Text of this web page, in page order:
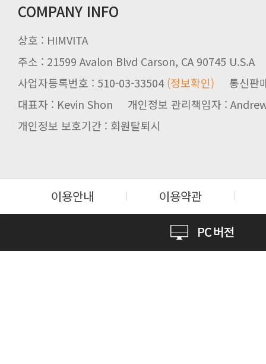
COMPANY INFO
상호 : HIMVITA
주소 : 21599 Avalon Blvd Carson, CA 90745 U.S.A
사업자등록번호 : 510-03-33504(정보확인) 통신판
대표자 : Kevin Shon 개인정보 관리책임자 :
개인정보 보호기간 : 회원탈퇴시
이용안내 이용약관